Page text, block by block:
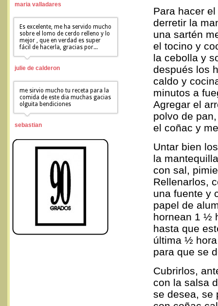
maria valladares
Es excelente, me ha servido mucho
sobre el lomo de cerdo relleno y lo
mejor , que en verdad es super
fácil de hacerla, gracias por...
julie de calderon
me sirvio mucho tu receta para la
comida de este dia muchas gacias
olguita bendiciones
sebastian
Para hacer
derretir la
una sartén
el tocino y
la cebolla y
después los
caldo y
minutos a
Agregar el
polvo de
el coñac y
Untar bien
la
con sal,
Rellenarlos,
una fuente y
papel de
hornean 1 ½
hasta que
última ½
para que se
Cubrirlos,
con la salsa
se desea, se